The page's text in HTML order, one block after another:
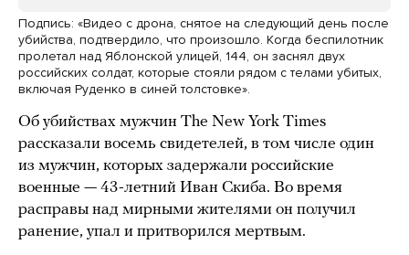
Подпись: «Видео с дрона, снятое на следующий день после
убийства, подтвердило, что произошло. Когда беспилотник
пролетал над Яблонской улицей, 144, он заснял двух
российских солдат, которые стояли рядом с телами убитых,
включая Руденко в синей толстовке».
Об убийствах мужчин The New York Times
рассказали восемь свидетелей, в том числе один
из мужчин, которых задержали российские
военные — 43-летний Иван Скиба. Во время
расправы над мирными жителями он получил
ранение, упал и притворился мертвым.